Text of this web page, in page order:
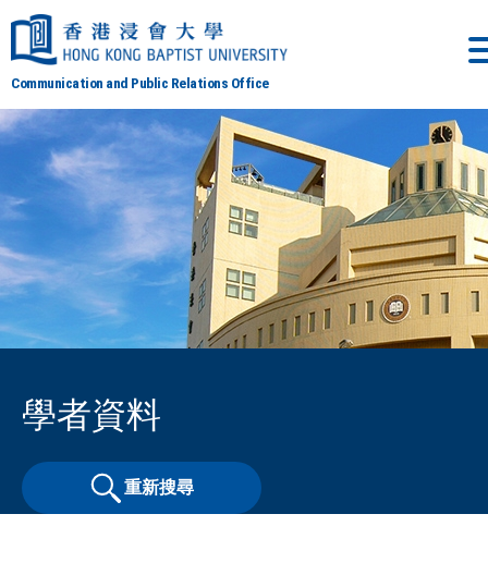
Communication and Public Relations Office
學者資料
重新搜尋